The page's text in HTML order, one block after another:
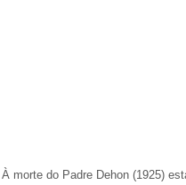
morte do Padre Dehon (1925)